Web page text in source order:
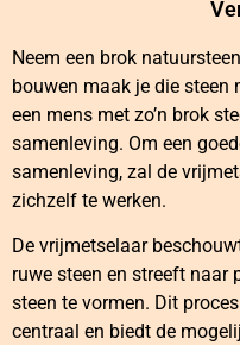
Neem een brok
bouwen maak je die steen
een mens met zo’n brok
samenleving. Om een
samenleving, zal de
zichzelf te werken.
De vrijmetselaar
ruwe steen en streeft naar
steen te vormen. Dit
centraal en biedt de